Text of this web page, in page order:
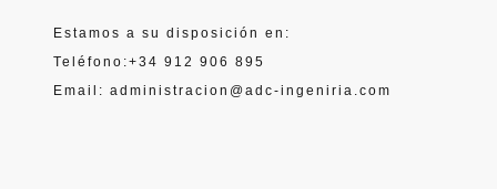
Estamos a su disposición en:
Teléfono:+34 912 906 895
Email: administracion@adc-ingeniria.com